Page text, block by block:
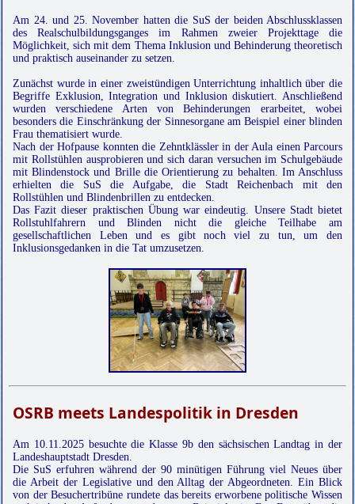
Am 24. und 25. November hatten die SuS der beiden Abschlussklassen
des Realschulbildungsganges im Rahmen zweier Projekttage die
Möglichkeit, sich mit dem Thema Inklusion und Behinderung theoretisch
und praktisch auseinander zu setzen.
Zunächst wurde in einer zweistündigen Unterrichtung inhaltlich über die
Begriffe Exklusion, Integration und Inklusion diskutiert. Anschließend
wurden verschiedene Arten von Behinderungen erarbeitet, wobei
besonders die Einschränkung der Sinnesorgane am Beispiel einer blinden
Frau thematisiert wurde.
Nach der Hofpause konnten die Zehntklässler in der Aula einen Parcours
mit Rollstühlen ausprobieren und sich daran versuchen im Schulgebäude
mit Blindenstock und Brille die Orientierung zu behalten. Im Anschluss
erhielten die SuS die Aufgabe, die Stadt Reichenbach mit den
Rollstühlen und Blindenbrillen zu entdecken.
Das Fazit dieser praktischen Übung war eindeutig. Unsere Stadt bietet
Rollstuhlfahrern und Blinden nicht die gleiche Teilhabe am
gesellschaftlichen Leben und es gibt noch viel zu tun, um den
Inklusionsgedanken in die Tat umzusetzen.
OSRB meets Landespolitik in Dresden
Am 10.11.2025 besuchte die Klasse 9b den sächsischen Landtag in der
Landeshauptstadt Dresden.
Die SuS erfuhren während der 90 minütigen Führung viel Neues über
die Arbeit der Legislative und den Alltag der Abgeordneten. Ein Blick
von der Besuchertribüne rundete das bereits erworbene politische Wissen